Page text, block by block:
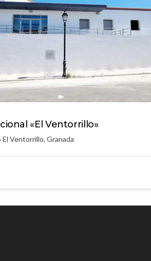
«El Ventorrillo»
El Ventorrillo, Granada